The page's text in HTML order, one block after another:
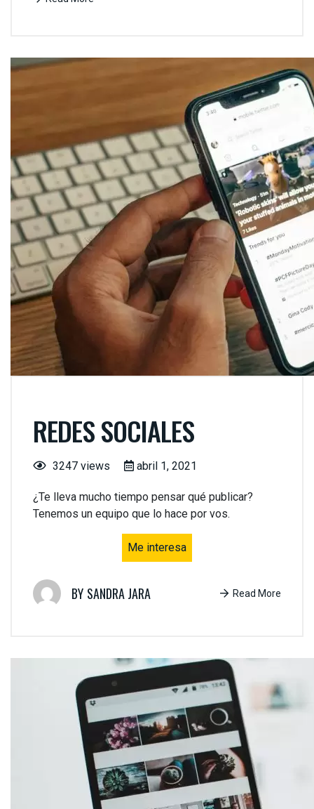
REDES SOCIALES
3247 views abril 1, 2021
¿Te lleva mucho tiempo pensar qué publicar?
Tenemos un equipo que lo hace por vos.
Me interesa
SANDRA JARA Read More